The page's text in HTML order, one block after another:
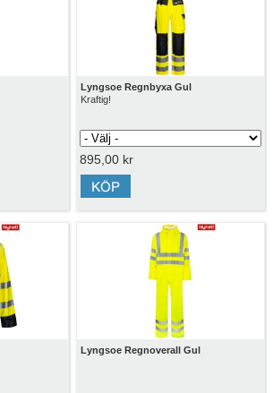
Lyngsoe Regnbyxa Gul
Kraftig!
895,00 kr
Lyngsoe Regnoverall Gul